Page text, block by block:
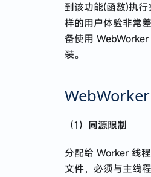
到该功能(函数)执
样的用户体验非常
备使用
装。
（1） 同源限制
分配给 Worker 线
文件，必须与主线